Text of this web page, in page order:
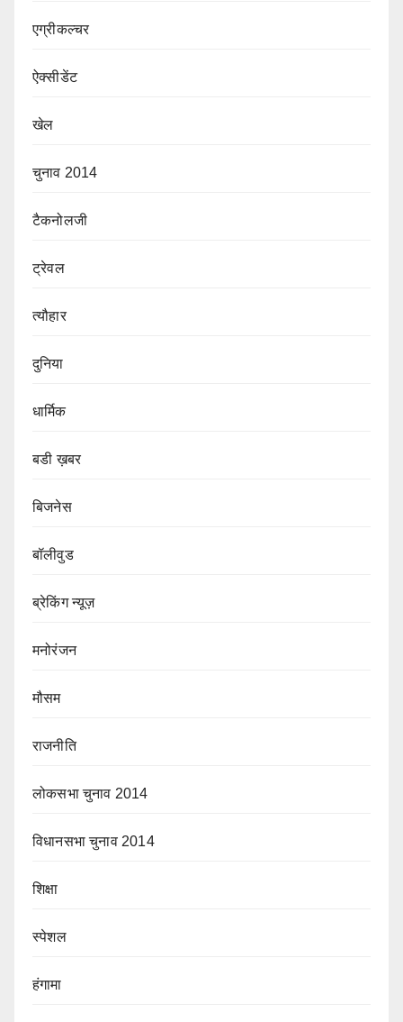
एग्रीकल्चर
ऐक्सीडेंट
खेल
चुनाव 2014
टैकनोलजी
ट्रेवल
त्यौहार
दुनिया
धार्मिक
बडी ख़बर
बिजनेस
बॉलीवुड
ब्रेकिंग न्यूज़
मनोरंजन
मौसम
राजनीति
लोकसभा चुनाव 2014
विधानसभा चुनाव 2014
शिक्षा
स्पेशल
हंगामा